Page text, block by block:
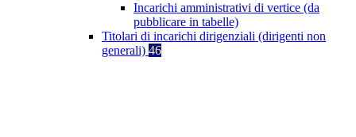
Incarichi amministrativi di vertice (da
pubblicare in tabelle)
Titolari di incarichi dirigenziali (dirigenti non
generali) 46